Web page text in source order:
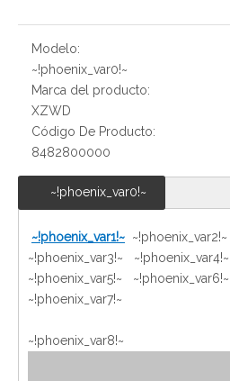
Modelo:
~!phoenix_var0!~
Marca del producto:
XZWD
Código De Producto:
8482800000
~!phoenix_var0!~
~!phoenix_var1!~ ~!phoenix_var2!~
~!phoenix_var3!~ ~!phoenix_var4!~
~!phoenix_var5!~ ~!phoenix_var6!~
~!phoenix_var7!~
~!phoenix_var8!~